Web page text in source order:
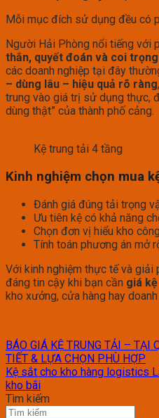
Mỗi mục đích sử dụng đều có
Người Hải Phòng nổi tiếng với
thắn, quyết đoán và coi
các doanh nghiệp tại đây
– dùng lâu – hiệu quả rõ ràng
trung vào giá trị sử dụng thực,
dùng thật” của thành phố cảng.
Kệ trung tải 4 tầng
Kinh nghiệm chọn mua
Đánh giá đúng tải trọng
Ưu tiên kệ có khả năng
Chọn đơn vị hiểu kho
Tính toán phương án mở
Với kinh nghiệm thực tế và giải
đáng tin cậy khi bạn cần giá
kho xưởng, cửa hàng hay
BÁO GIÁ KỆ TRUNG TẢI – TẠI
TIẾT & LỰA CHỌN PHÙ HỢP
Kệ sắt cho kho hàng logistics
kho bãi
Tìm kiếm